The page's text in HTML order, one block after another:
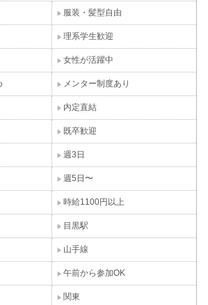
服装・髪型自由
理系学生歓迎
女性が活躍中
メンター制度あり
内定直結
既卒歓迎
週3日
週5日〜
時給1100円以上
目黒駅
山手線
午前から参加OK
関東